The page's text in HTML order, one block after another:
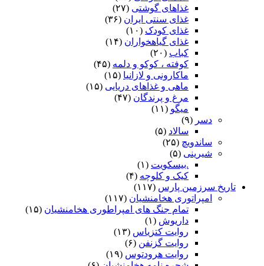
غذاهای گوشتی (۲۷)
غذای سنتی ایران (۳۶)
غذای کودک (۱۰)
غذای گیاهخواران (۱۴)
کباب (۲۰)
کوفته ، کوکو و دلمه (۴۵)
ماکارونی و لازانیا (۱۵)
ماهی و غذاهای دریایی (۱۵)
مرغ و پرندگان (۴۷)
میگو (۱۱)
دسر (۹)
سالاد (۵)
ساندویچ (۲۵)
شیرینی (۵)
.بیسکویت (۱)
کیک و کلوچه (۴)
تاریخ سرزمین پارس (۱۱۷)
امپراتوری هخامنشیان (۱۱۷)
تمام جنگ های امپراطوری هخامنشیان (۱۵)
داریوش (۱)
روایت کتزیاس (۱۳)
روایت گزنفن (۶)
روایت هرودتوس (۱۹)